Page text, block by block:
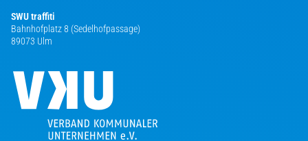
SWU traffiti
Bahnhofplatz 8 (Sedelhofpassage)
89073 Ulm